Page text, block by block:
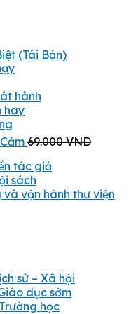
hành
hay
tác giả
sách
vận hành thư viện
sử – Xã hội
dục sớm
học
(Tái Bản)
VND.
69.000VND